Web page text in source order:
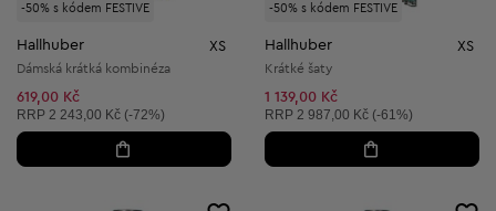
-50% s kódem FESTIVE
Hallhuber XS
Dámská krátká kombinéza
619,00 Kč
Doporučená cena:
RRP 2 243,00 Kč (-72%)
-50% s kódem FESTIVE
Hallhuber XS
Krátké šaty
1 139,00 Kč
Doporučená cena:
RRP 2 987,00 Kč (-61%)